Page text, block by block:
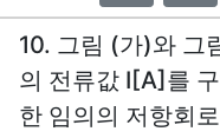
10. 그림 (가)와 그
의 전류값 I[A]를
한 임의의 저항회